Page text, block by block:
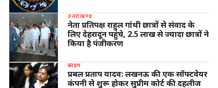
उत्तराखण्ड
नेता प्रतिपक्ष राहुल गांधी छात्रों से संवाद के
लिए देहरादून पहुंचे, 2.5 लाख से ज्यादा छात्रों ने
किया है पंजीकरण
क्राइम
प्रबल प्रताप यादव: लखनऊ की एक सॉफ्टवेयर
कंपनी से शुरू होकर सुप्रीम कोर्ट की दहलीज